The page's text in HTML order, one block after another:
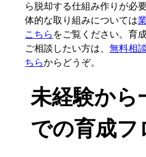
ら脱却する仕組み作りが必
体的な取り組みについては
こちら をご覧ください。育
ご相談したい方は、無料相
ちらからどうぞ。
未経験から
での育成フ